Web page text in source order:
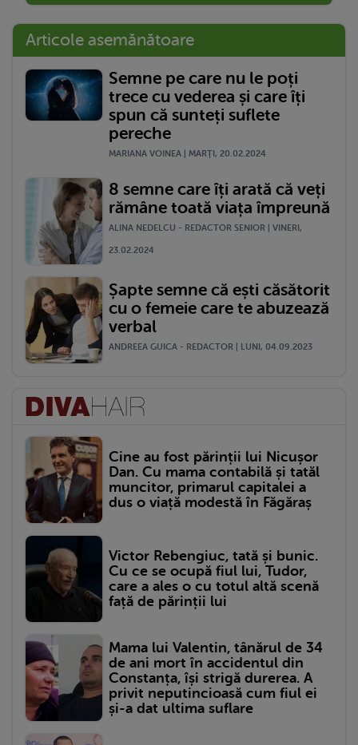
Articole asemănătoare
Semne pe care nu le poți
trece cu vederea și care îți
spun că sunteți suflete
pereche
MARIANA VOINEA | MARŢI, 20.02.2024
8 semne care îți arată că veți
rămâne toată viața împreună
ALINA NEDELCU - REDACTOR SENIOR | VINERI,
23.02.2024
Șapte semne că ești căsătorit
cu o femeie care te abuzează
verbal
ANDREEA GUICA - REDACTOR | LUNI, 04.09.2023
Cine au fost părinții lui Nicușor
Dan. Cu mama contabilă și tatăl
muncitor, primarul capitalei a
dus o viață modestă în Făgăraș
Victor Rebengiuc, tată și bunic.
Cu ce se ocupă fiul lui, Tudor,
care a ales o cu totul altă scenă
față de părinții lui
Mama lui Valentin, tânărul de 34
de ani mort în accidentul din
Constanța, își strigă durerea. A
privit neputincioasă cum fiul ei
și-a dat ultima suflare